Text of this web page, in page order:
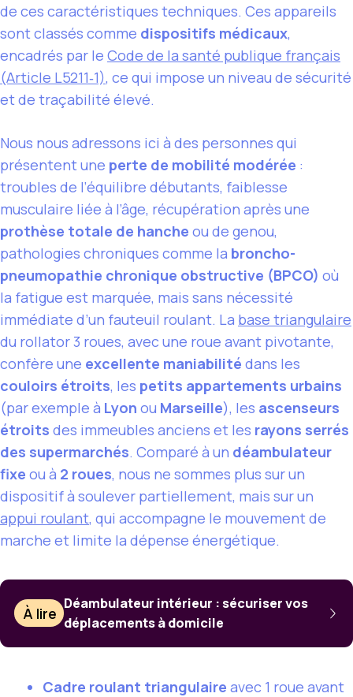
de ces caractéristiques techniques. Ces appareils
sont classés comme dispositifs médicaux,
encadrés par le Code de la santé publique français
(Article L5211‑1), ce qui impose un niveau de sécurité
et de traçabilité élevé.
Nous nous adressons ici à des personnes qui
présentent une perte de mobilité modérée :
troubles de l’équilibre débutants, faiblesse
musculaire liée à l’âge, récupération après une
prothèse totale de hanche ou de genou,
pathologies chroniques comme la broncho-
pneumopathie chronique obstructive (BPCO) où
la fatigue est marquée, mais sans nécessité
immédiate d’un fauteuil roulant. La base triangulaire
du rollator 3 roues, avec une roue avant pivotante,
confère une excellente maniabilité dans les
couloirs étroits, les petits appartements urbains
(par exemple à Lyon ou Marseille), les ascenseurs
étroits des immeubles anciens et les rayons serrés
des supermarchés. Comparé à un déambulateur
fixe ou à 2 roues, nous ne sommes plus sur un
dispositif à soulever partiellement, mais sur un
appui roulant, qui accompagne le mouvement de
marche et limite la dépense énergétique.
À lire
Déambulateur intérieur : sécuriser vos
déplacements à domicile
Cadre roulant triangulaire avec 1 roue avant